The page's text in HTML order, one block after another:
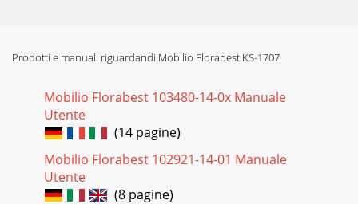
Prodotti e manuali riguardandi Mobilio Florabest KS-1707
Mobilio Florabest 103480-14-0х Manuale
Utente
(14 pagine)
Mobilio Florabest 102921-14-01 Manuale
Utente
(8 pagine)